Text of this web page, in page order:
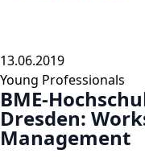
13.06.2019
Young Professionals
BME-
Dresden:
Management